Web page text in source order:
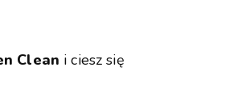
Clean i ciesz się